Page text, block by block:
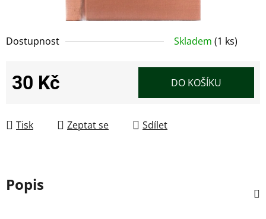
Dostupnost Skladem (1 ks)
30 Kč DO KOŠÍKU
Tisk Zeptat se Sdílet
Popis